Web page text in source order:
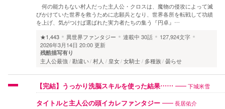
何の能力もない村人だった主人公・クロスは、魔物の侵攻によって滅
びかけていた世界を救うために志願兵となり、世界各所を転戦して功績
を上げ、気がつけば選ばれた実力者たちの集う『円卓』…
★1,443
異世界ファンタジー 連載中 30話
127,924文字
2026年3月14日 20:00 更新
残酷描写有り
主人公最強 勘違い 村人 皇女 女騎士 多種族 曇らせ
【完結】うっかり洗脳スキルを使った結果…… 下城米雪
タイトルと主人公の頭イカレファンタジー 長居佑介